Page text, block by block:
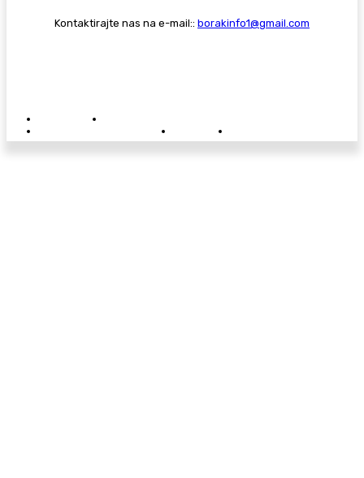
Kontaktirajte nas na e-mail:: borakinfo1@gmail.com